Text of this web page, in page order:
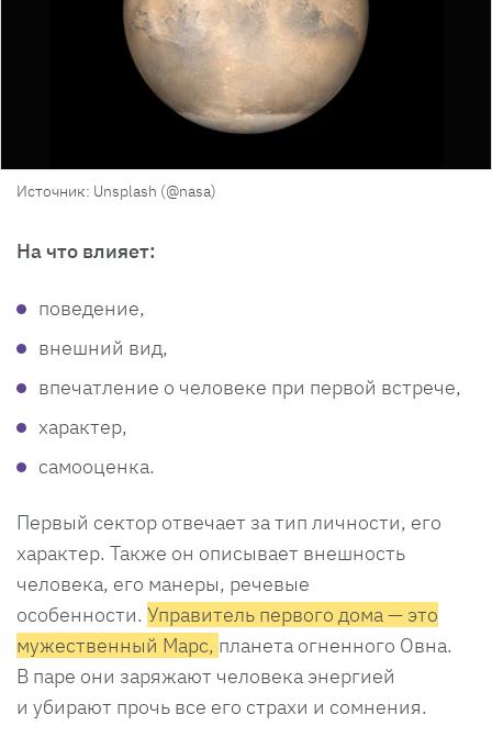
Источник: Unsplash (@nasa)
На что влияет:
поведение,
внешний вид,
впечатление о человеке при первой встрече,
характер,
самооценка.
Первый сектор отвечает за тип личности, его
характер. Также он описывает внешность
человека, его манеры, речевые
особенности. Управитель первого дома — это
мужественный Марс, планета огненного Овна.
В паре они заряжают человека энергией
и убирают прочь все его страхи и сомнения.